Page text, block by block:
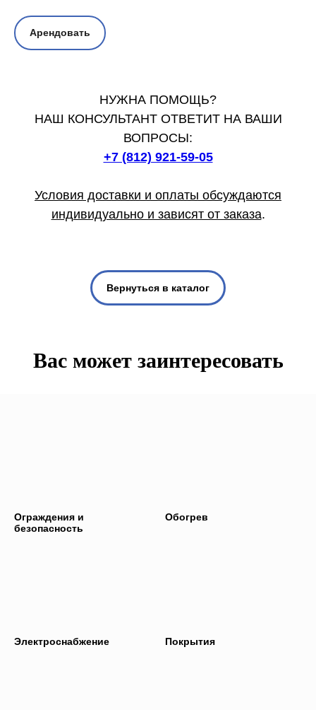
Арендовать
НУЖНА ПОМОЩЬ?
НАШ КОНСУЛЬТАНТ ОТВЕТИТ НА ВАШИ
ВОПРОСЫ:
+7 (812) 921-59-05
Условия доставки и оплаты обсуждаются
индивидуально и зависят от заказа.
Вернуться в каталог
Вас может заинтересовать
Ограждения и
безопасность
Обогрев
Электроснабжение Покрытия